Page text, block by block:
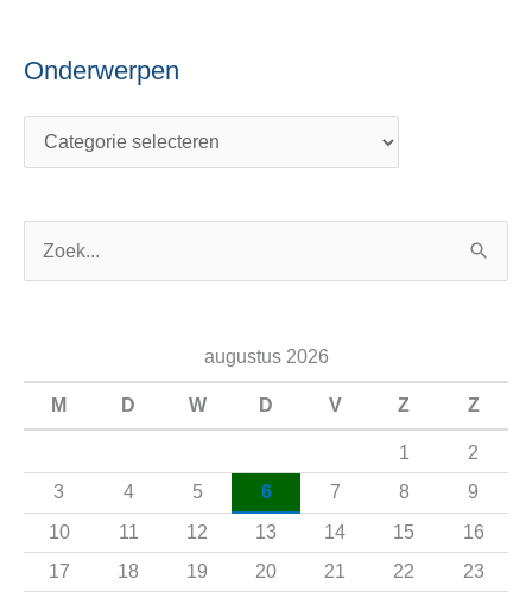
Onderwerpen
a
r
:
augustus 2026
M D W D V Z Z
1
2
3
4 5 6 7 8
9
10
11 12 13 14 15
16
17
18 19 20 21 22
23